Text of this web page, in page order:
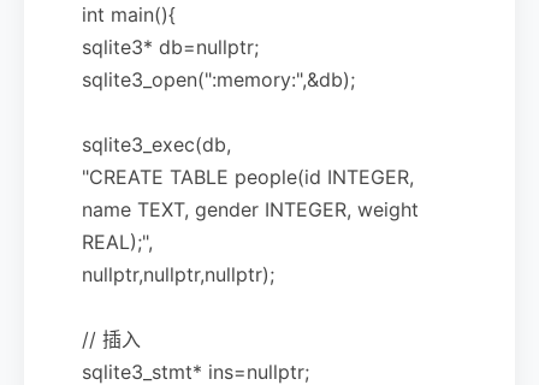
int main(){
sqlite3* db=nullptr;
sqlite3_open(":memory:",&db);
sqlite3_exec(db,
"CREATE TABLE people(id INTEGER,
name TEXT, gender INTEGER, weight
REAL);",
nullptr,nullptr,nullptr);
// 插入
sqlite3_stmt* ins=nullptr;